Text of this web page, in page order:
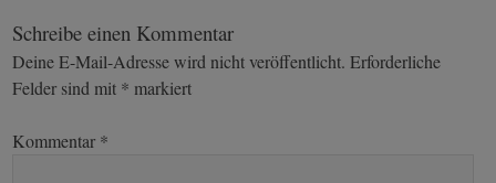
navigation
Schreibe einen Kommentar
Deine E-Mail-Adresse wird nicht veröffentlicht. Erforderliche
Felder sind mit * markiert
Kommentar *